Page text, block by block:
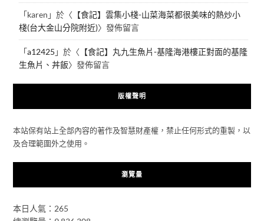
「karen 」於〈 【食記】雲集小棧-山菜海菜都很美味的熱炒小
棧(台大金山分院附近)〉發佈留言
「a12425 」於〈 【食記】丸九生魚片-基隆海港樓正對面的基隆
生魚片、丼飯〉發佈留言
版權聲明
本站保有站上全部內容的著作及智慧財產權，禁止任何形式的重製，以
及合理範圍外之使用。
瀏覽量
本日人氣：265